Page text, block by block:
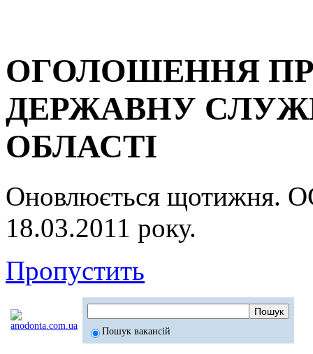
ОГОЛОШЕННЯ
ДЕРЖАВНУ
ОБЛАСТІ
Оновлюється
18.03.2011 року.
Пропустить
Пошук вакансій